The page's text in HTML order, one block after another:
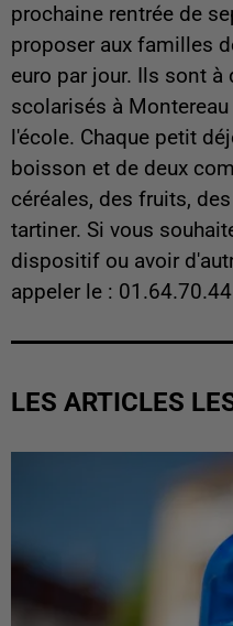
prochaine rentrée de
proposer aux familles
euro par jour. Ils sont
scolarisés à
l'école. Chaque petit
boisson et de deux
céréales, des fruits,
tartiner. Si vous
dispositif ou avoir
appeler le :
LES ARTICLES